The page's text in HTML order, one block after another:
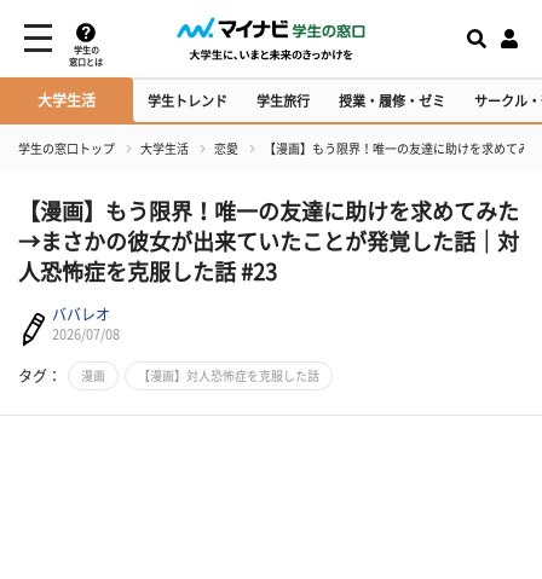
学生の
窓口とは
大学生活 学生トレンド 学生旅行 授業・履修・ゼミ サークル
学生の窓口トップ 大学生活 恋愛 【漫画】もう限界！唯一の友達に助けを求めて
【漫画】もう限界！唯一の友達に助けを求めてみた
→まさかの彼女が出来ていたことが発覚した話│対
人恐怖症を克服した話 #23
ババレオ
2026/07/08
タグ： 漫画 【漫画】対人恐怖症を克服した話